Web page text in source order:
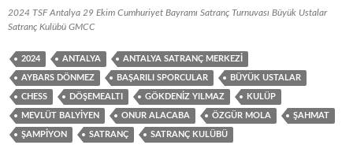
2024 TSF Antalya 29 Ekim Cumhuriyet Bayramı Satranç Turnuvası Büyük Ustalar
Satranç Kulübü GMCC
2024 ANTALYA ANTALYA SATRANÇ MERKEZI
AYBARS DÖNMEZ BAŞARILI SPORCULAR BÜYÜK USTALAR
CHESS DÖŞEMEALTI GÖKDENIZ YILMAZ KULÜP
MEVLÜT BALYIYEN ONUR ALACABA ÖZGÜR MOLA ŞAHMAT
ŞAMPIYON SATRANÇ SATRANÇ KULÜBÜ